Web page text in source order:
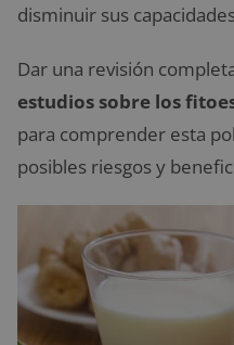
disminuir sus
Dar una revisión
estudios sobre los
para comprender esta
posibles riesgos y